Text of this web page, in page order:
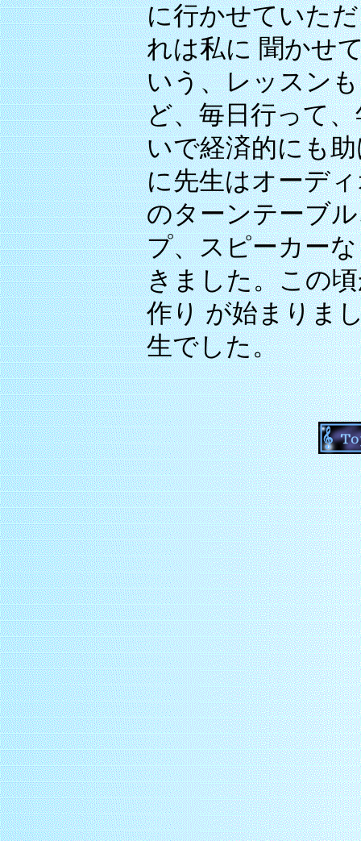
に行かせていた
れは私に 聞かせ
いう、レッスン
ど、毎日行って
いで経済的にも
に先生はオーデ
のターンテーブ
プ、スピーカー
きました。この
作り が始まりま
生でした。